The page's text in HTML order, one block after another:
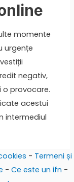
momente
urgențe
negativ,
provocare.
acestui
intermediul
- Termeni și
- Ce este un ifn -